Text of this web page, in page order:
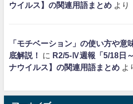
ウイルス】の関連用語まとめ より
「モチベーション」の使い方や意
底解説！
に R2/5-Ⅳ週報「5/18日
ナウイルス】の関連用語まとめ よ